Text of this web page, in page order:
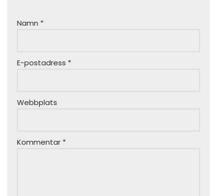
Namn *
E-postadress *
Webbplats
Kommentar *